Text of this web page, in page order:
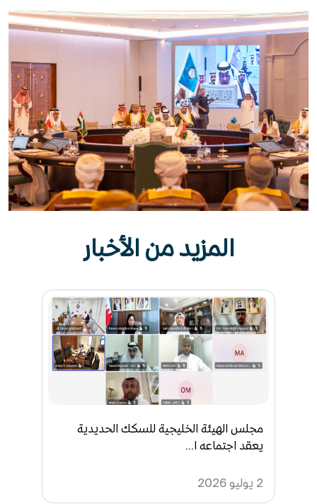
المزيد من الأخبار
مجلس الهيئة الخليجية للسكك الحديدية
يعقد اجتماعه ا...
2 يوليو 2026